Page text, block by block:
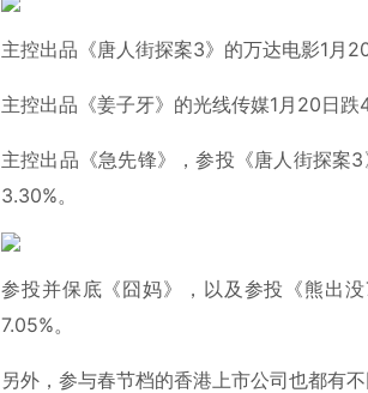
主控出品《唐人街探案3》的万达电影1月
主控出品《姜子牙》的光线传媒1月20日跌
主控出品《急先锋》，参投《唐人街探案
3.30%。
参投并保底《囧妈》，以及参投《熊出
7.05%。
另外，参与春节档的香港上市公司也都有不